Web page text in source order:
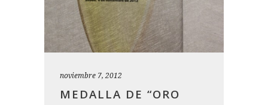
noviembre 7, 2012
MEDALLA DE “ORO